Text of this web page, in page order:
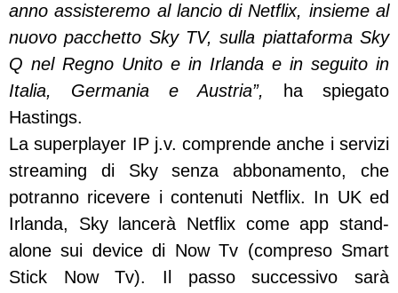
anno assisteremo al lancio di Netflix, insieme al
nuovo pacchetto Sky TV, sulla piattaforma Sky
Q nel Regno Unito e in Irlanda e in seguito in
Italia, Germania e Austria”, ha spiegato
Hastings.
La superplayer IP j.v. comprende anche i servizi
streaming di Sky senza abbonamento, che
potranno ricevere i contenuti Netflix. In UK ed
Irlanda, Sky lancerà Netflix come app stand-
alone sui device di Now Tv (compreso Smart
Stick Now Tv). Il passo successivo sarà